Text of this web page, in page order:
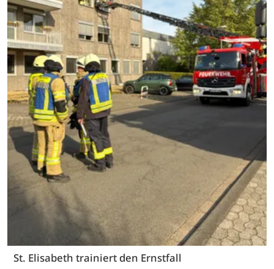
St. Elisabeth trainiert den Ernstfall